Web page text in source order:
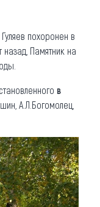
Гуляев похоронен в
Памятник на
в
А.Л.Богомолец,